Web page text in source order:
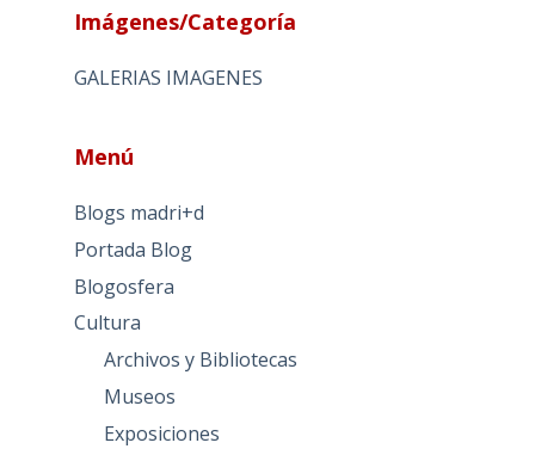
Imágenes/Categoría
GALERIAS IMAGENES
Menú
Blogs madri+d
Portada Blog
Blogosfera
Cultura
Archivos y Bibliotecas
Museos
Exposiciones